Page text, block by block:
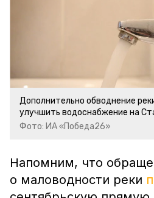
Дополнительно обводнение
улучшить водоснабжение на
Фото: ИА «Победа26»
Напомним, что
о маловодности реки